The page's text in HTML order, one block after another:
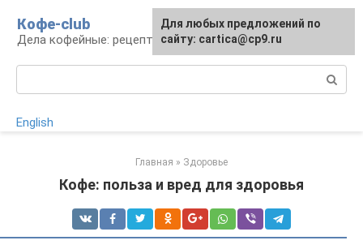
контенту
Кофе-club
Дела кофейные: рецепты и приготовление
English
Главная » Здоровье
Кофе: польза и вред для здоровья
Для любых предложений по
сайту: cartica@cp9.ru